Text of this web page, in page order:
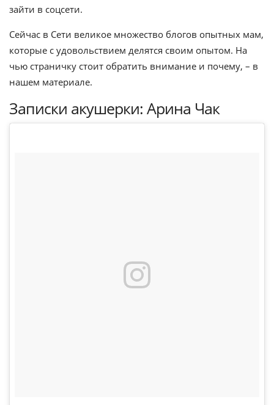
зайти в соцсети.
Сейчас в Сети великое множество блогов опытных мам,
которые с удовольствием делятся своим опытом. На
чью страничку стоит обратить внимание и почему, – в
нашем материале.
Записки акушерки: Арина Чак